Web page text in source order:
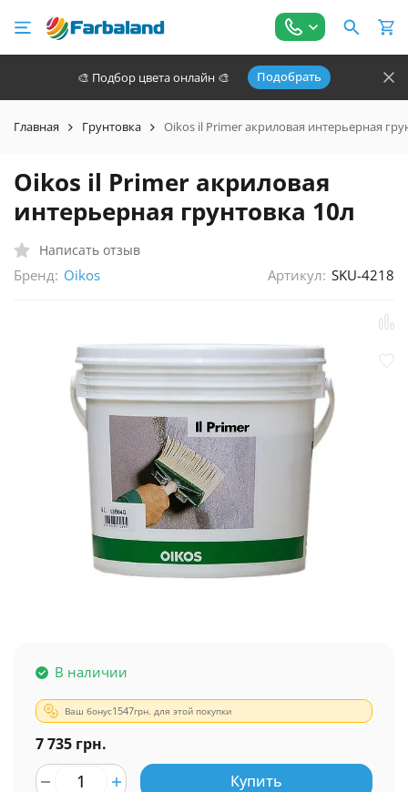
🎨 Подбор цвета онлайн 🎨 Подобрать
Главная Грунтовка Oikos il Primer акриловая интерьерная
Oikos il Primer акриловая
интерьерная грунтовка 10л
Написать отзыв
Бренд: Oikos Артикул: SKU-4218
В наличии
Ваш бонус1547грн. для этой покупки
7 735 грн.
Купить